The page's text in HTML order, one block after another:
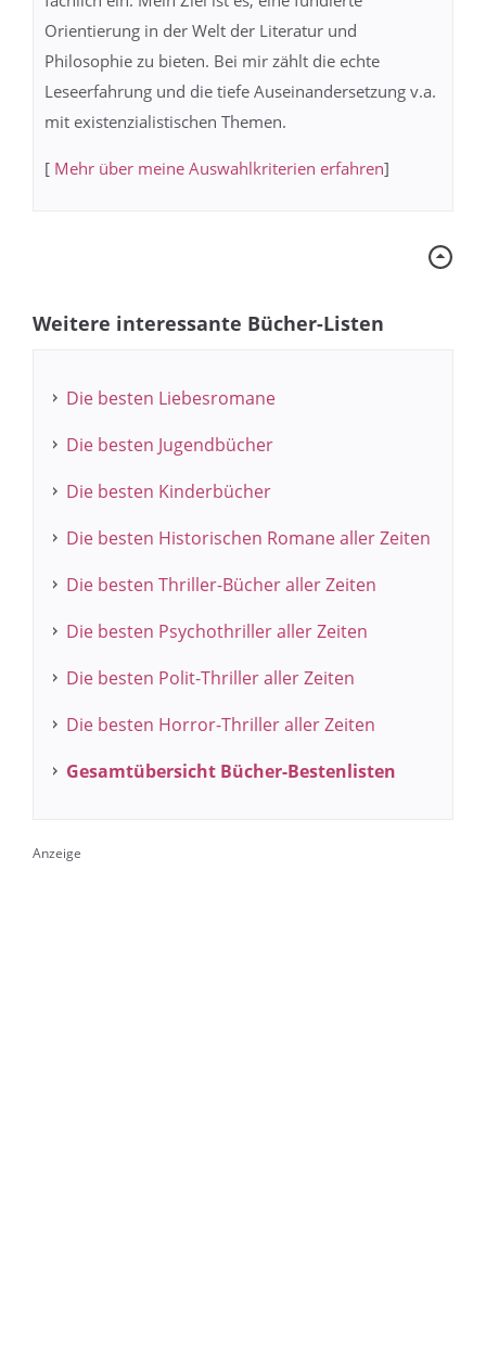
Orientierung in der Welt der Literatur und
Philosophie zu bieten. Bei mir zählt die echte
Leseerfahrung und die tiefe Auseinandersetzung v.a.
mit existenzialistischen Themen.
[ Mehr über meine Auswahlkriterien erfahren]
Weitere interessante Bücher-Listen
Die besten Liebesromane
Die besten Jugendbücher
Die besten Kinderbücher
Die besten Historischen Romane aller Zeiten
Die besten Thriller-Bücher aller Zeiten
Die besten Psychothriller aller Zeiten
Die besten Polit-Thriller aller Zeiten
Die besten Horror-Thriller aller Zeiten
Gesamtübersicht Bücher-Bestenlisten
Anzeige